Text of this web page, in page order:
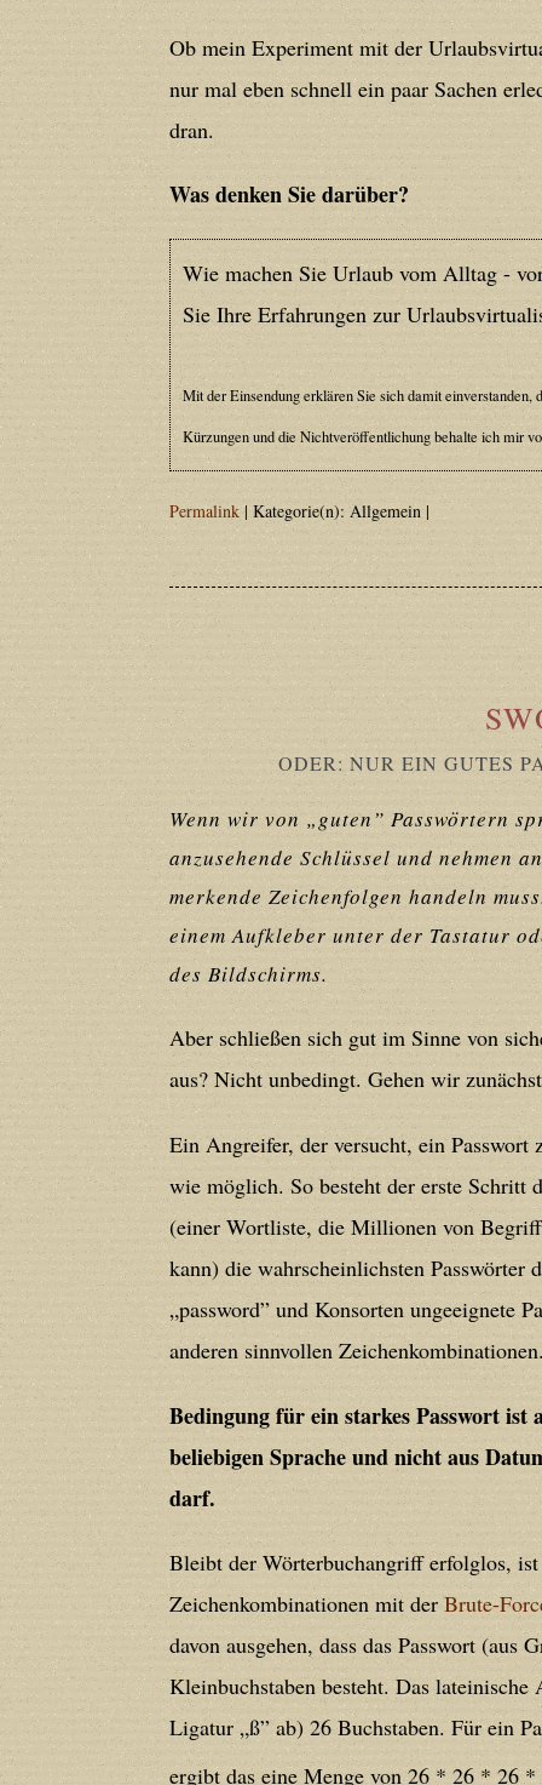
Deprecated: Creation of dynamic
deprecated in/home/users/confidit/
line212
Deprecated: Creation of dynamic
deprecated in/home/users/confidit/
line213
Deprecated: Creation of dynamic
/home/users/confidit/www/cms/
Deprecated: Creation of dynamic
deprecated in/home/users/confidit/
line507
Deprecated: Creation of dynamic
deprecated in/home/users/confidit/
line179
Deprecated: Creation of dynamic
in /home/users/confidit/www/cms/
Deprecated: Creation of dynamic
deprecated in/home/users/confidit/
line210
Deprecated: Creation of dynamic
deprecated in/home/users/confidit/
line212
Deprecated: Creation of dynamic
deprecated in/home/users/confidit/
line213
Deprecated: Creation of dynamic
/home/users/confidit/www/cms/
Deprecated: Creation of dynamic
deprecated in/home/users/confidit/
line90
Deprecated: Creation of dynamic
Ob mein Experiment mit der
nur mal eben schnell ein paar Sachen
dran.
Was denken Sie darüber?
Wie machen Sie Urlaub vom Alltag -
Sie Ihre Erfahrungen zur
Mit der Einsendung erklären Sie sich damit
Kürzungen und die Nichtveröffentlichung behalte ich mir
Permalink| Kategorie(n): Allgemein |
ODER: NUR EIN GUTES
Wenn wir von „guten” Passwörtern
anzusehende Schlüssel und nehmen
merkende Zeichenfolgen handeln
einem Aufkleber unter der Tastatur
des Bildschirms.
Aber schließen sich gut im Sinne von
aus? Nicht unbedingt. Gehen wir
Ein Angreifer, der versucht, ein
wie möglich. So besteht der erste Schritt
(einer Wortliste, die Millionen von
kann) die wahrscheinlichsten Passwörter
„password” und Konsorten ungeeignete
anderen sinnvollen
Bedingung für ein starkes Passwort ist
beliebigen Sprache und nicht aus
darf.
Bleibt der Wörterbuchangriff erfolglos,
Zeichenkombinationen mit derBrute-
davon ausgehen, dass das Passwort
Kleinbuchstaben besteht. Das
Ligatur „ß” ab) 26 Buchstaben. Für ein
ergibt das eine Menge von 26 * 26 * 26